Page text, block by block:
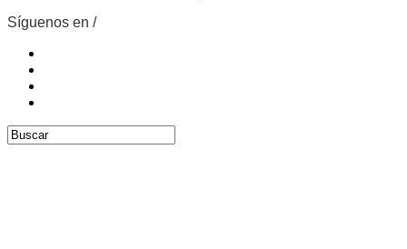
Síguenos en /